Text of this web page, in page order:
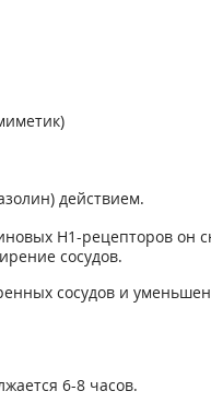
действием.
H1-рецепторов он
сосудов.
сосудов и
6-8 часов.